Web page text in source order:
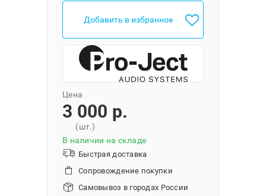
Добавить в избранное
Цена
3 000 p.
(шт.)
В наличии на складе
Быстрая доставка
Сопровождение покупки
Самовывоз в городах России